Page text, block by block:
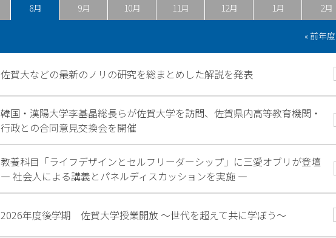
8月 9月 10月 11月 12月 1月 2月
« 前年度
佐賀大などの最新のノリの研究を総まとめした解説を発表
韓国・漢陽大学李基晶総長らが佐賀大学を訪問、佐賀県内高等教育機関・
行政との合同意見交換会を開催
教養科目「ライフデザインとセルフリーダーシップ」に三愛オブリが登壇
― 社会人による講義とパネルディスカッションを実施 ―
2026年度後学期 佐賀大学授業開放 ～世代を超えて共に学ぼう～